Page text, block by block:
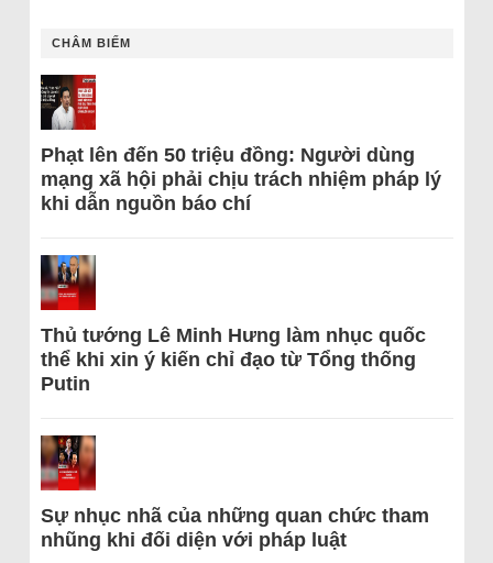
CHÂM BIẾM
Phạt lên đến 50 triệu đồng: Người dùng
mạng xã hội phải chịu trách nhiệm pháp lý
khi dẫn nguồn báo chí
Thủ tướng Lê Minh Hưng làm nhục quốc
thể khi xin ý kiến chỉ đạo từ Tổng thống
Putin
Sự nhục nhã của những quan chức tham
nhũng khi đối diện với pháp luật